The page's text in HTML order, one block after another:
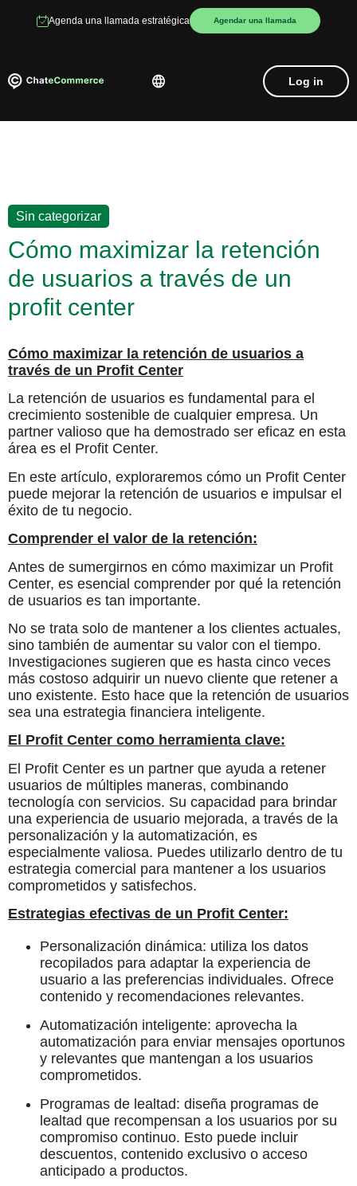
Agenda una llamada estratégica Agendar una llamada
Log in
Sin categorizar
Cómo maximizar la retención
de usuarios a través de un
profit center
Cómo maximizar la retención de usuarios a
través de un Profit Center
La retención de usuarios es fundamental para el
crecimiento sostenible de cualquier empresa. Un
partner valioso que ha demostrado ser eficaz en esta
área es el Profit Center.
En este artículo, exploraremos cómo un Profit Center
puede mejorar la retención de usuarios e impulsar el
éxito de tu negocio.
Comprender el valor de la retención:
Antes de sumergirnos en cómo maximizar un Profit
Center, es esencial comprender por qué la retención
de usuarios es tan importante.
No se trata solo de mantener a los clientes actuales,
sino también de aumentar su valor con el tiempo.
Investigaciones sugieren que es hasta cinco veces
más costoso adquirir un nuevo cliente que retener a
uno existente. Esto hace que la retención de usuarios
sea una estrategia financiera inteligente.
El Profit Center como herramienta clave:
El Profit Center es un partner que ayuda a retener
usuarios de múltiples maneras, combinando
tecnología con servicios. Su capacidad para brindar
una experiencia de usuario mejorada, a través de la
personalización y la automatización, es
especialmente valiosa. Puedes utilizarlo dentro de tu
estrategia comercial para mantener a los usuarios
comprometidos y satisfechos.
Estrategias efectivas de un Profit Center:
Personalización dinámica: utiliza los datos
recopilados para adaptar la experiencia de
usuario a las preferencias individuales. Ofrece
contenido y recomendaciones relevantes.
Automatización inteligente: aprovecha la
automatización para enviar mensajes oportunos
y relevantes que mantengan a los usuarios
comprometidos.
Programas de lealtad: diseña programas de
lealtad que recompensan a los usuarios por su
compromiso continuo. Esto puede incluir
descuentos, contenido exclusivo o acceso
anticipado a productos.